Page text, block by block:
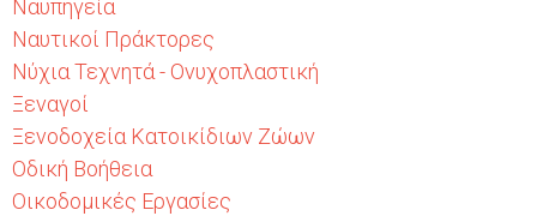
Ναυπηγεία
Ναυτικοί Πράκτορες
Νύχια Τεχνητά - Ονυχοπλαστική
Ξεναγοί
Ξενοδοχεία Κατοικίδιων Ζώων
Οδική Βοήθεια
Οικοδομικές Εργασίες